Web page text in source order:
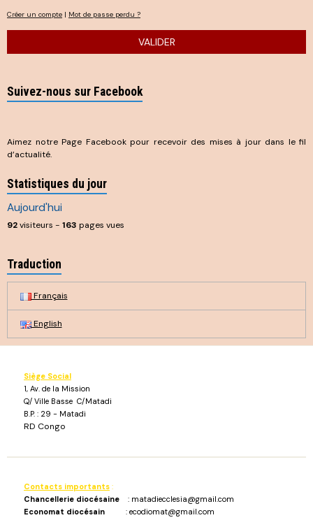
Créer un compte | Mot de passe perdu ?
VALIDER
Suivez-nous sur Facebook
Aimez notre Page Facebook pour recevoir des mises à jour dans le fil
d’actualité.
Statistiques du jour
Aujourd'hui
92visiteurs - 163 pages vues
Traduction
Français
English
Siège Social
1, Av. de la Mission
Q/ Ville Basse C/Matadi
B.P. : 29 - Matadi
RD Congo
Contacts importants :
Chancellerie diocésaine : matadiecclesia@gmail.com
Economat diocésain : ecodiomat@gmail.com